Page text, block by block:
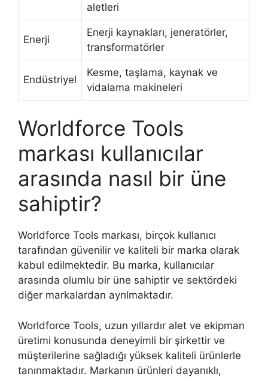
aletleri
Enerji
Enerji kaynakları, jeneratörler,
transformatörler
Endüstriyel
Kesme, taşlama, kaynak ve
vidalama makineleri
Worldforce Tools
markası kullanıcılar
arasında nasıl bir üne
sahiptir?
Worldforce Tools markası, birçok kullanıcı
tarafından güvenilir ve kaliteli bir marka olarak
kabul edilmektedir. Bu marka, kullanıcılar
arasında olumlu bir üne sahiptir ve sektördeki
diğer markalardan ayrılmaktadır.
Worldforce Tools, uzun yıllardır alet ve ekipman
üretimi konusunda deneyimli bir şirkettir ve
müşterilerine sağladığı yüksek kaliteli ürünlerle
tanınmaktadır. Markanın ürünleri dayanıklı,